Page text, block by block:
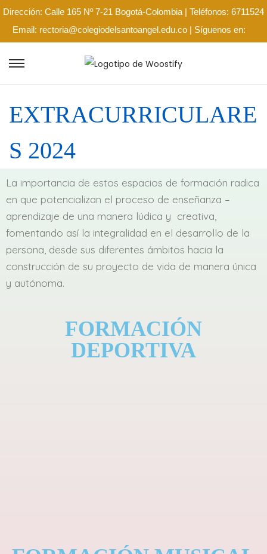
Dirección: Calle 165 Nº 7-21 Bogotá-Colombia | Teléfonos: 6711524
Email: rectoria@colegiodelsantoangel.edu.co | Síguenos en:
EXTRACURRICULARE
S 2024
La importancia de estos espacios de formación radica
en que potencializan el proceso de enseñanza –
aprendizaje de una manera lúdica y creativa,
fomentando así la integralidad en el desarrollo de la
persona, desde sus diferentes ámbitos hacia la
construcción de su proyecto de vida de manera única
y autónoma.
FORMACIÓN
DEPORTIVA